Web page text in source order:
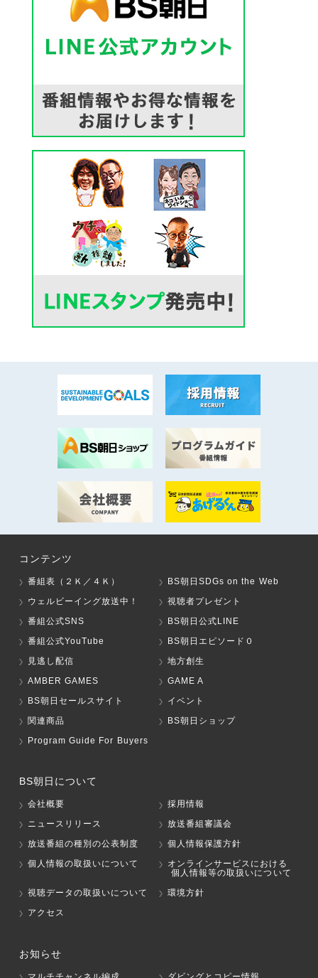
コンテンツ
番組表（２Ｋ／４Ｋ）
BS朝日SDGs on the Web
ウェルビーイング放送中！
視聴者プレゼント
番組公式SNS
BS朝日公式LINE
番組公式YouTube
BS朝日エピソード０
見逃し配信
地方創生
AMBER GAMES
GAME A
BS朝日セールスサイト
イベント
関連商品
BS朝日ショップ
Program Guide For Buyers
BS朝日について
会社概要
採用情報
ニュースリリース
放送番組審議会
放送番組の種別の公表制度
個人情報保護方針
個人情報の取扱いについて
オンラインサービスにおける
個人情報等の取扱いについて
視聴データの取扱いについて
環境方針
アクセス
お知らせ